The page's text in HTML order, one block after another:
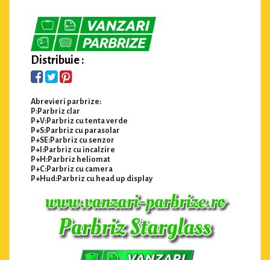
Distribuie :
Abrevieri parbrize:
P:Parbriz clar
P+V:Parbriz cu tenta verde
P+S:Parbriz cu parasolar
P+SE:Parbriz cu senzor
P+I:Parbriz cu incalzire
P+H:Parbriz heliomat
P+C:Parbriz cu camera
P+Hud:Parbriz cu head up display